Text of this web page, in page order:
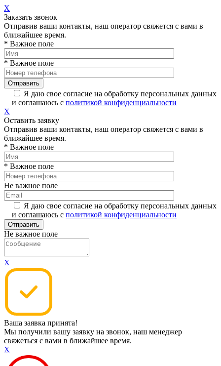
X
Заказать звонок
Отправив ваши контакты, наш оператор свяжется с вами в
ближайшее время.
* Важное поле
* Важное поле
Я даю свое согласие на обработку персональных данных
и соглашаюсь с политикой конфиденциальности
X
Оставить заявку
Отправив ваши контакты, наш оператор свяжется с вами в
ближайшее время.
* Важное поле
* Важное поле
Не важное поле
Я даю свое согласие на обработку персональных данных
и соглашаюсь с политикой конфиденциальности
Не важное поле
X
Ваша заявка принята!
Мы получили вашу заявку на звонок, наш менеджер
свяжеться с вами в ближайшее время.
X